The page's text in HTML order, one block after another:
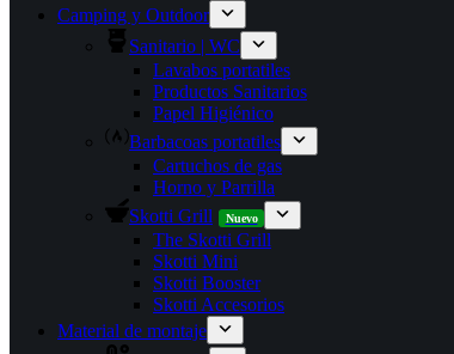
Camping y Outdoor
Sanitario | WC
Lavabos portatiles
Productos Sanitarios
Papel Higiénico
Barbacoas portatiles
Cartuchos de gas
Horno y Parrilla
Skotti Grill
Nuevo
The Skotti Grill
Skotti Mini
Skotti Booster
Skotti Accesorios
Material de montaje